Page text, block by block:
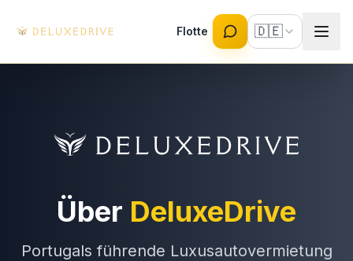
Flotte 🇩🇪
Über DeluxeDrive
Portugals führende Luxusautovermietung